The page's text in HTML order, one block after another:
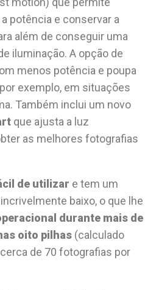
potência e conservar a
além de conseguir uma
iluminação. A opção de
menos potência e poupa
exemplo, em situações
Também inclui um novo
que ajusta a luz
as melhores fotografias
de utilizar e tem um
baixo, o que lhe
durante mais de
oito pilhas (calculado
de 70 fotografias por